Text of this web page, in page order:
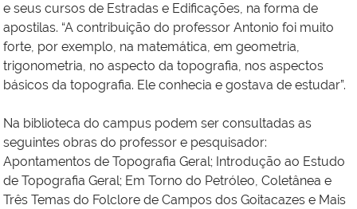
e seus cursos de Estradas e Edificações, na forma de
apostilas. “A contribuição do professor Antonio foi muito
forte, por exemplo, na matemática, em geometria,
trigonometria, no aspecto da topografia, nos aspectos
básicos da topografia. Ele conhecia e gostava de estudar”.
Na biblioteca do campus podem ser consultadas as
seguintes obras do professor e pesquisador:
Apontamentos de Topografia Geral; Introdução ao Estudo
de Topografia Geral; Em Torno do Petróleo, Coletânea e
Três Temas do Folclore de Campos dos Goitacazes e Mais